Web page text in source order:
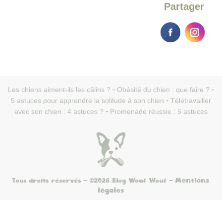
Partager
Les chiens aiment-ils les câlins ?
Obésité du chien : que faire ?
5 astuces pour apprendre la solitude à son chien
Télétravailler
avec son chien : 4 astuces ?
Promenade réussie : 5 astuces
Tous droits réservés - ©2026 Blog Wouf Wouf - Mentions
légales